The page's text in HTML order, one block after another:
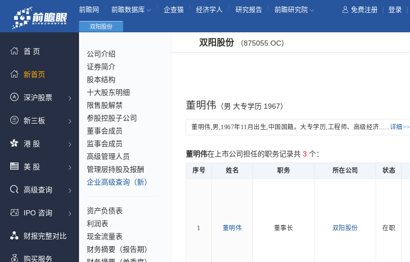
前瞻网 前瞻数据库 企查猫 经济学人 研究报告 前瞻研究院 免费注册 登录
首 页
新首页
深沪股票
新三板
港 股
美 股
高级查询
IPO 咨询
财报完整对比
购买服务
双阳股份
公司介绍
证券简介
股本结构
十大股东明细
限售股解禁
参股控股子公司
董事会成员
监事会成员
高级管理人员
管理层持股及报酬
企业高级查询（新）
资产负债表
利润表
现金流量表
财务摘要（报告期）
双阳股份 （875055.OC）
董明伟 （男 大专学历 1967）
董明伟,男,1967年11月出生,中国国籍。大专学历,工程师、高级经济......详细>>
董明伟在上市公司担任的职务记录共 3 个：
序号 姓名 职务 所在公司 状态
1 董明伟 董事长 双阳股份 在职